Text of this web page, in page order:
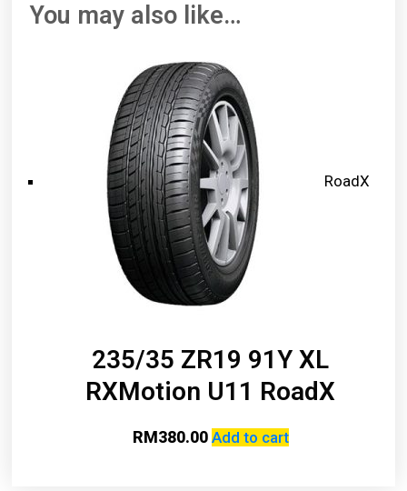
You may also like…
RoadX
235/35 ZR19 91Y XL
RXMotion U11 RoadX
RM380.00 Add to cart